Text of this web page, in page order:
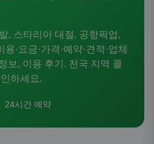
, 스타리아 대절. 공항픽업,
·요금·가격·예약·견적·업체
보, 이용 후기. 전국 지역 콜
하세요.
24시간 예약